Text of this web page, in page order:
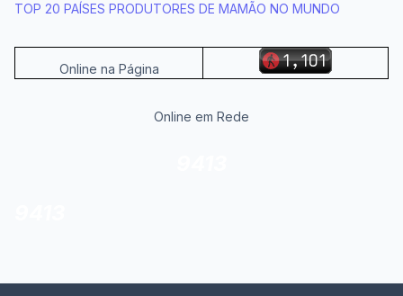
TOP 20 PAÍSES PRODUTORES DE MAMÃO NO MUNDO
Online na Página
Online em Rede